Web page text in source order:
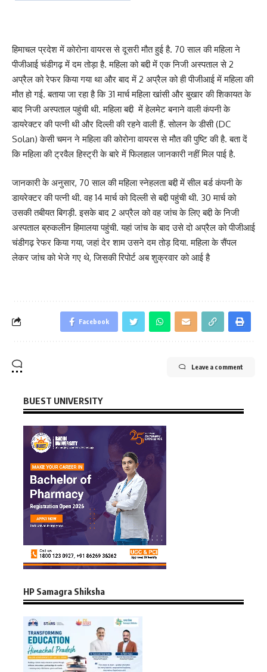
हिमाचल प्रदेश में कोरोना वायरस से दूसरी मौत हुई है. 70 साल की महिला ने
पीजीआई चंडीगढ़ में दम तोड़ा है. महिला को बद्दी में एक निजी अस्पताल से 2
अप्रैल को रेफर किया गया था और बाद में 2 अप्रैल को ही पीजीआई में महिला की
मौत हो गई. बताया जा रहा है कि 31 मार्च महिला खांसी और बुखार की शिकायत के
बाद निजी अस्पताल पहुंची थी. महिला बद्दी में हेलमेट बनाने वाली कंपनी के
डायरेक्टर की पत्नी थी और दिल्ली की रहने वाली हैं. सोलन के डीसी (DC
Solan) केसी चमन ने महिला की कोरोना वायरस से मौत की पुष्टि की है. बता दें
कि महिला की ट्रवैल हिस्ट्री के बारे में फिलहाल जानकारी नहीं मिल पाई है.
जानकारी के अनुसार, 70 साल की महिला स्नेहलता बद्दी में सील बर्ड कंपनी के
डायरेक्टर की पत्नी थी. वह 14 मार्च को दिल्ली से बद्दी पहुंची थी. 30 मार्च को
उसकी तबीयत बिगड़ी. इसके बाद 2 अप्रैल को वह जांच के लिए बद्दी के निजी
अस्पताल ब्रुकलीन हिमालया पहुंची. यहां जांच के बाद उसे दो अप्रैल को पीजीआई
चंडीगढ़ रेफर किया गया, जहां देर शाम उसने दम तोड़ दिया. महिला के सैंपल
लेकर जांच को भेजे गए थे, जिसकी रिपोर्ट अब शुक्रवार को आई है
Facebook
Leave a comment
BUEST UNIVERSITY
HP Samagra Shiksha